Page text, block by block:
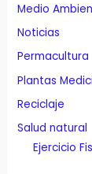
Medio
Noticias
Permacultura
Plantas
Reciclaje
Salud natural
Ejercicio